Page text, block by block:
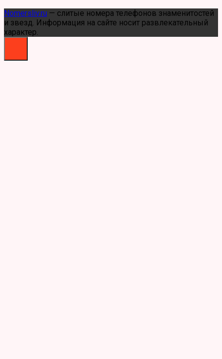
Nomersliv.ru — слитые номера телефонов знаменитостей
и звезд. Информация на сайте носит развлекательный
характер.